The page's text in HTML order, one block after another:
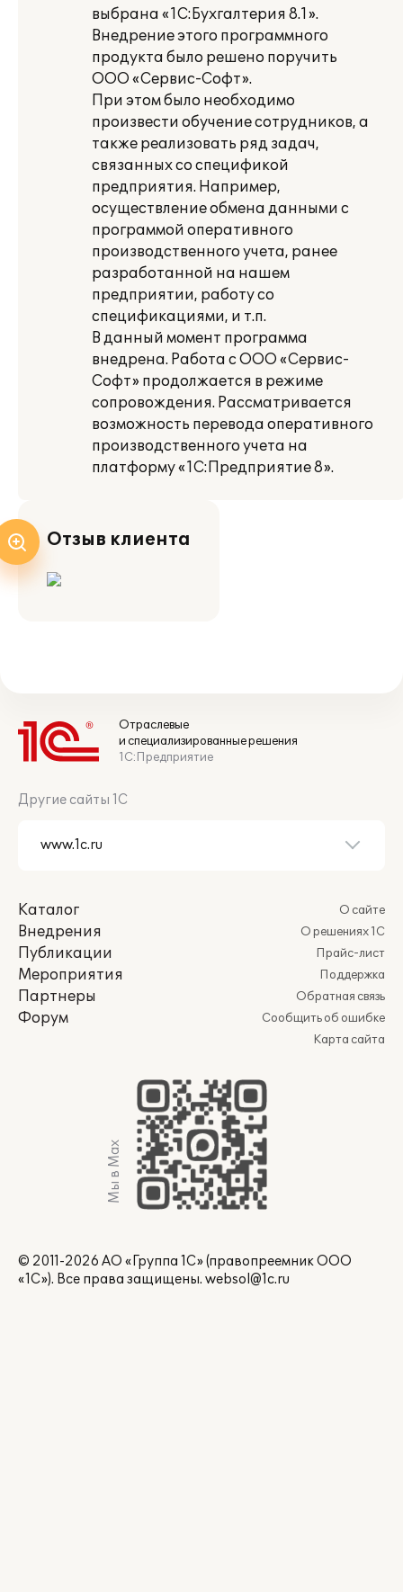
выбрана «1С:Бухгалтерия 8.1».
Внедрение этого программного
продукта было решено поручить
ООО «Сервис-Софт».
При этом было необходимо
произвести обучение сотрудников, а
также реализовать ряд задач,
связанных со спецификой
предприятия. Например,
осуществление обмена данными с
программой оперативного
производственного учета, ранее
разработанной на нашем
предприятии, работу со
спецификациями, и т.п.
В данный момент программа
внедрена. Работа с ООО «Сервис-
Софт» продолжается в режиме
сопровождения. Рассматривается
возможность перевода оперативного
производственного учета на
платформу «1С:Предприятие 8».
Отзыв клиента
Отраслевые
и специализированные решения
1С:Предприятие
Другие сайты 1С
Каталог
Внедрения
Публикации
Мероприятия
Партнеры
Форум
О сайте
О решениях 1С
Прайс-лист
Поддержка
Обратная связь
Сообщить об ошибке
Карта сайта
Мы в Max
© 2011-2026 АО «Группа 1С» (правопреемник ООО
«1С»). Все права защищены. websol@1c.ru